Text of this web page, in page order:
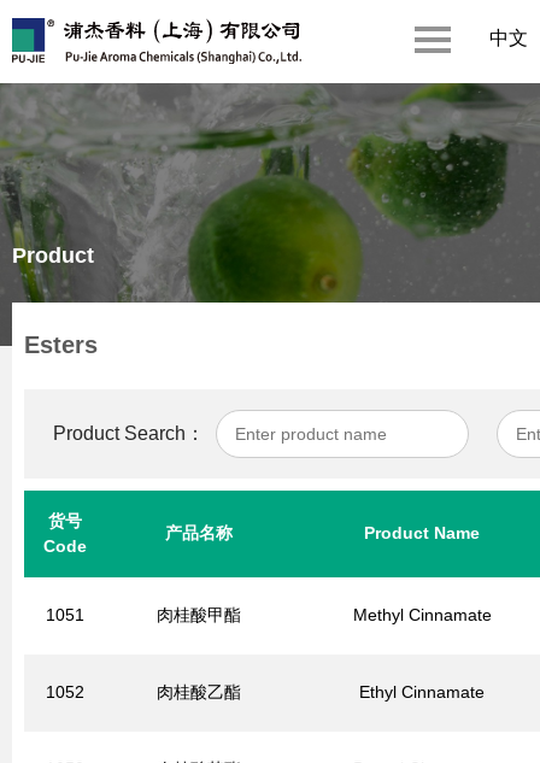
中文
Product
Esters
Product Search：
货号
Code
产品名称 Product Name
1051 肉桂酸甲酯 Methyl Cinnamate
1052 肉桂酸乙酯 Ethyl Cinnamate